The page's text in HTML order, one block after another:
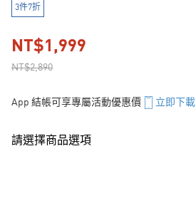
3件7折
NT$2,890
NT$1,999
App 結帳可享專屬活動優惠價 立即下載
請選擇商品選項